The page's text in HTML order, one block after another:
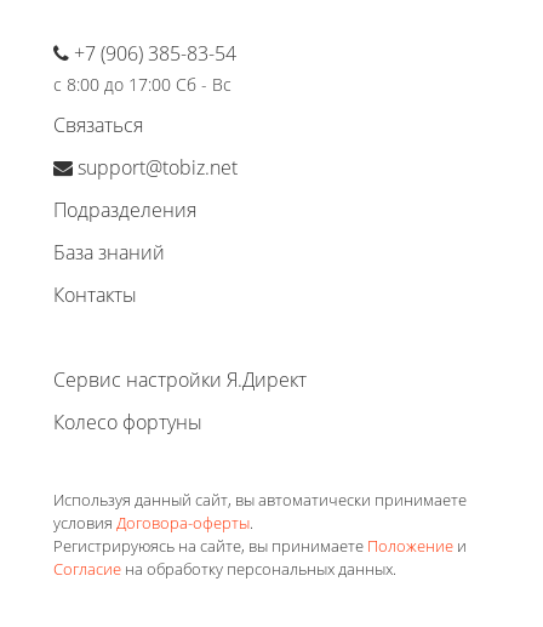
+7 (906) 385-83-54
с 8:00 до 17:00 Сб - Вс
Связаться
support@tobiz.net
Подразделения
База знаний
Контакты
Сервис настройки Я.Директ
Колесо фортуны
Используя данный сайт, вы автоматически принимаете
условия Договора-оферты.
Регистрируюясь на сайте, вы принимаете Положение и
Согласие на обработку персональных данных.